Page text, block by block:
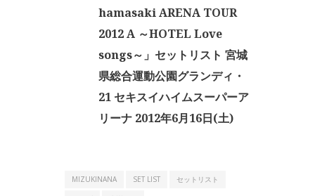
hamasaki ARENA TOUR
2012 A ～HOTEL Love
songs～」セットリスト 宮城
県総合運動公園グランディ・
21 セキスイハイムスーパーア
リーナ 2012年6月16日(土)
MIZUKINANA SET LIST
セットリスト